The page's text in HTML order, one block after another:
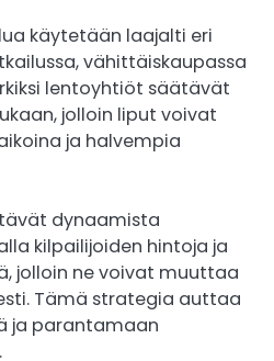
käytetään laajalti eri
vähittäiskaupassa
lentoyhtiöt säätävät
jolloin liput voivat
ja halvempia
dynaamista
kilpailijoiden hintoja ja
jolloin ne voivat muuttaa
Tämä strategia auttaa
ja parantamaan